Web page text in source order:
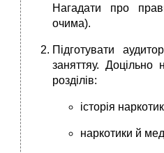
Нагадати про
очима).
Підготувати
заняттяу. Доцільно
розділів:
історія
наркотики й